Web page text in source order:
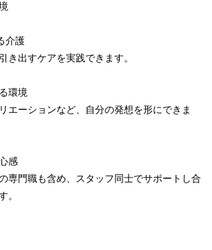
介護
き出すケアを実践できます。
環境
エーションなど、自分の発想を形にできま
感
専門職も含め、スタッフ同士でサポートし合
。